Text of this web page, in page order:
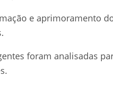
e aprimoramento
foram analisadas